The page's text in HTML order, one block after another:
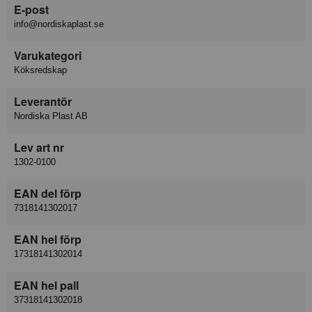
E-post
info@nordiskaplast.se
Varukategori
Köksredskap
Leverantör
Nordiska Plast AB
Lev art nr
1302-0100
EAN del förp
7318141302017
EAN hel förp
17318141302014
EAN hel pall
37318141302018